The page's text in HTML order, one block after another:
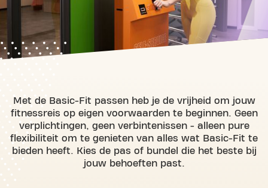
Met de Basic-Fit passen heb je de vrijheid om jouw
fitnessreis op eigen voorwaarden te beginnen. Geen
verplichtingen, geen verbintenissen - alleen pure
flexibiliteit om te genieten van alles wat Basic-Fit te
bieden heeft. Kies de pas of bundel die het beste bij
jouw behoeften past.